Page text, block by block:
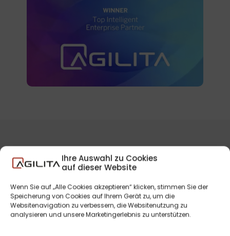
Ihre Auswahl zu Cookies
auf dieser Website
Wenn Sie auf „Alle Cookies akzeptieren“ klicken, stimmen Sie der
Speicherung von Cookies auf Ihrem Gerät zu, um die
Websitenavigation zu verbessern, die Websitenutzung zu
analysieren und unsere Marketingerlebnis zu unterstützen.
AGILITA AG als
TOP Seller Cloud
Revenue 2020